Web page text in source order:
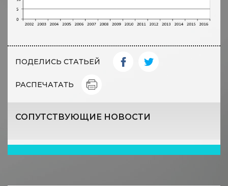
ПОДЕЛИСЬ СТАТЬЕЙ
РАСПЕЧАТАТЬ
СОПУТСТВУЮЩИЕ НОВОСТИ